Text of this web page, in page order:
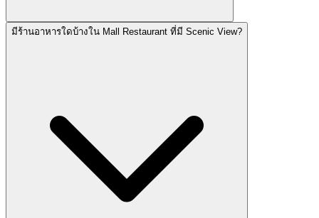
มีร้านอาหารใดบ้างใน Mall Restaurant ที่มี Scenic View?